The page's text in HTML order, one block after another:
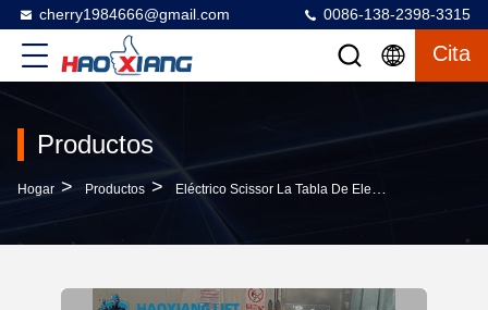
cherry1984666@gmail.com 0086-138-2398-3315
Cita
Productos
Hogar > Productos > Eléctrico Scissor La Tabla De Elevación